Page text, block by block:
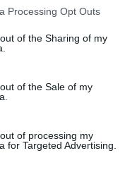
Processing Opt Outs
of the Sharing of my
of the Sale of my
of processing my
for Targeted Advertising.
40 peces a concurs
per a gaudir de les Festes
d’Amposta”
Carrega més